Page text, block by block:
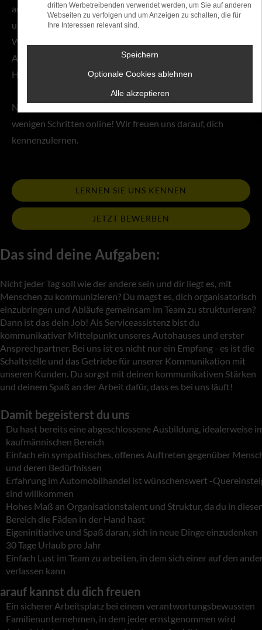
arbeiten Hand in Hand mit Quereinsteigern, Auszubildenen
und jungen Menschen, die gerade erst ihre Karriere starten.
Wir ziehen gemeinsam an einem Strang - egal ob bei der
Arbeit, bei gemeinsamen Events oder bei den kleinen
Herausforderungen des Alltags!
Nutze jetzt deine Chance und bewirb dich bei uns in
wenigen Schritten online! Wir freuen uns darauf, dich
kennenzulernen.
LERNEN SIE UNS KENNEN
JETZT BEWERBEN
Das sind deine Aufgaben:
Nicht jeder Tag soll wie der andere sein und dir liegt es, mit
Menschen zu kommunizieren? Du magst es, dich organisatorisch
einzubringen und Abläufe gemeinsam im Team zu strukturieren?
Dann ist das dein Job! Als Serviceassistenz bist du
kommunikativer Mittelpunkt unseres Autohauses und erster
Ansprechpartner. Bei uns ist es nicht nur ein Empfang - es ist die
Schaltstelle und das Getriebe für unserer Kommunikation mit
unseren Kunden. Du sorgst mit deinen kommunikativen Stärken
und deinem Spaß an der Arbeit dafür, dass es bei uns läuft!
begeisterst du uns
Du hast bereits eine abgeschlossene Ausbildung, idealerweise
kaufmännischen Bereich
Einfach ein sympathisches, offenes Auftreten gegenüber
und deren Bedürfnissen
Erfahrung im Automobilhandel ist wünschenswert -
sind willkommen
Hohes Maß an Organisationstalent und Struktur, da du in
Bereich die Fäden in der Hand hast
Eigeninitiative und Spaß daran, sich in neue Dinge einzudenken
30 Tage Urlaub pro Jahr
Einfach Lust im Team zu arbeiten, in dem sich einer auf den
verlassen kann
kannst du dich freuen
Ein sicherer Arbeitsplatz bei einem verantwortungsbewussten
Familienunternehmen, in dem jeder ernstgenommen wird
dritten Werbetreibenden verwendet werden, um Sie auf anderen
Webseiten zu verfolgen und um Anzeigen zu schalten, die für
Ihre Interessen relevant sind.
Speichern
Optionale Cookies ablehnen
Alle akzeptieren